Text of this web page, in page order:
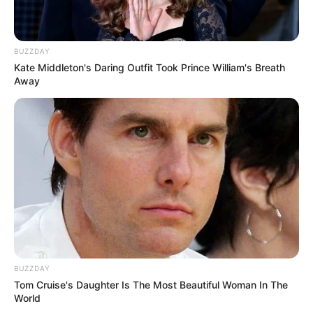
BUZZDAY
Kate Middleton's Daring Outfit Took Prince William's Breath
Away
BUZZDAY
Tom Cruise's Daughter Is The Most Beautiful Woman In The
World